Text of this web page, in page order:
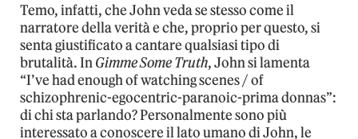
Temo, infatti, che John veda se stesso come il
narratore della verità e che, proprio per questo, si
senta giustificato a cantare qualsiasi tipo di
brutalità. InGimme Some Truth, John si lamenta
“I’ve had enough of watching scenes / of
schizophrenic-egocentric-paranoic-prima donnas”:
di chi sta parlando? Personalmente sono più
interessato a conoscere il lato umano di John, le